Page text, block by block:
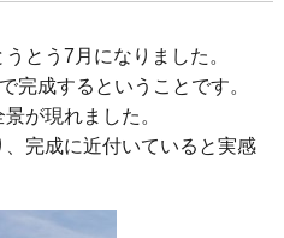
とう7月になりました。
完成するということです。
が現れました。
完成に近付いていると実感